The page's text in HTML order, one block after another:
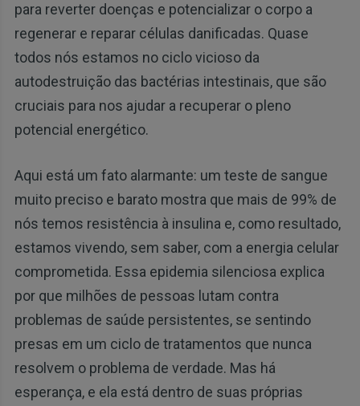
para reverter doenças e potencializar o corpo a
regenerar e reparar células danificadas. Quase
todos nós estamos no ciclo vicioso da
autodestruição das bactérias intestinais, que são
cruciais para nos ajudar a recuperar o pleno
potencial energético.
Aqui está um fato alarmante: um teste de sangue
muito preciso e barato mostra que mais de 99% de
nós temos resistência à insulina e, como resultado,
estamos vivendo, sem saber, com a energia celular
comprometida. Essa epidemia silenciosa explica
por que milhões de pessoas lutam contra
problemas de saúde persistentes, se sentindo
presas em um ciclo de tratamentos que nunca
resolvem o problema de verdade. Mas há
esperança, e ela está dentro de suas próprias